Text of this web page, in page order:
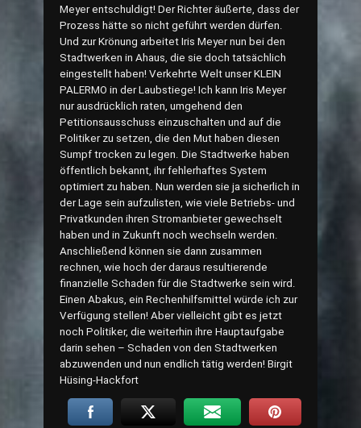
Meyer entschuldigt! Der Richter äußerte, dass der
Prozess hätte so nicht geführt werden dürfen.
Und zur Krönung arbeitet Iris Meyer nun bei den
Stadtwerken in Ahaus, die sie doch tatsächlich
eingestellt haben! Verkehrte Welt unser KLEIN
PALERMO in der Laubstiege! Ich kann Iris Meyer
nur ausdrücklich raten, umgehend den
Petitionsausschuss einzuschalten und auf die
Politiker zu setzen, die den Mut haben diesen
Sumpf trocken zu legen. Die Stadtwerke haben
öffentlich bekannt, ihr fehlerhaftes System
optimiert zu haben. Nun werden sie ja sicherlich in
der Lage sein aufzulisten, wie viele Betriebs- und
Privatkunden ihren Stromanbieter gewechselt
haben und in Zukunft noch wechseln werden.
Anschließend können sie dann zusammen
rechnen, wie hoch der daraus resultierende
finanzielle Schaden für die Stadtwerke sein wird.
Einen Abakus, ein Rechenhilfsmittel würde ich zur
Verfügung stellen! Aber vielleicht gibt es jetzt
noch Politiker, die weiterhin ihre Hauptaufgabe
darin sehen – Schaden von den Stadtwerken
abzuwenden und nun endlich tätig werden! Birgit
Hüsing-Hackfort